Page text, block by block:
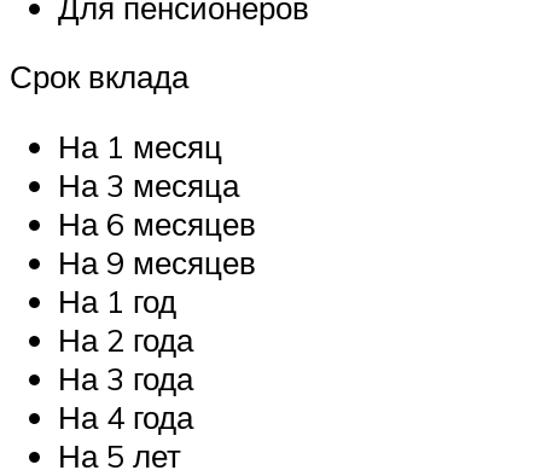
Срок вклада
На 1 месяц
На 3 месяца
На 6 месяцев
На 9 месяцев
На 1 год
На 2 года
На 3 года
На 4 года
На 5 лет